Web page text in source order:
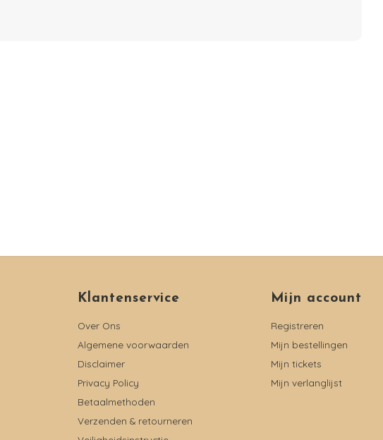
Klantenservice
Over Ons
Algemene voorwaarden
Disclaimer
Privacy Policy
Betaalmethoden
Verzenden & retourneren
Mijn account
Registreren
Mijn bestellingen
Mijn tickets
Mijn verlanglijst